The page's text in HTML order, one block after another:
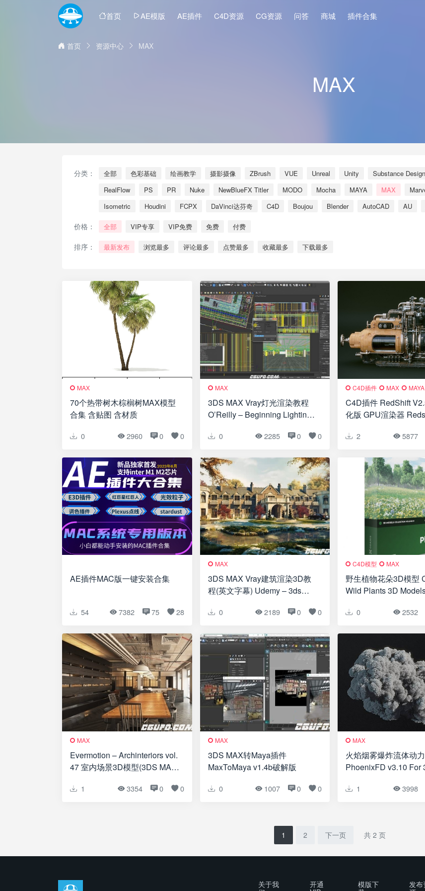
首页 AE模版 AE插件 C4D资源 CG资源 问答 商城 插件合集
首页 资源中心 MAX
MAX
分类： 全部 色彩基础 绘画教学 摄影摄像 ZBrush VUE Unreal Unity Substance
RealFlow
PS PR Nuke NewBlueFX Titler MODO Mocha MAYA MAX
Isometric
Houdini FCPX DaVinci达芬奇 C4D Boujou Blender AutoCAD AU
价格： 全部 VIP专享 VIP免费 免费 付费
排序： 最新发布 浏览最多 评论最多 点赞最多 收藏最多 下载最多
MAX
70个热带树木棕榈树MAX模型
合集 含贴图 含材质
0 2960 0 0
MAX
3DS MAX Vray灯光渲染教程
O’Reilly – Beginning Lighting
and V-Ray
0 2285 0 0
C4D插件 MAX MAYA
C4D插件 RedShift
化版 GPU渲染器
插件版本 V2.5.48 Win
2 5877
AE插件MAC版一键安装合集
54 7382 75 28
MAX
3DS MAX Vray建筑渲染3D教
程(英文字幕) Udemy – 3ds
6 hrs
0 2189 0 0
C4D模型 MAX
野生植物花朵3D模型
Wild Plants 3D
91(C4D/MAX/OBJ/
0 2532
MAX
Evermotion – Archinteriors vol.
47 室内场景3D模型(3DS MAX
1 3354 0 0
MAX
3DS MAX转Maya插件
MaxToMaya v1.4b破解版
0 1007 0 0
MAX
火焰烟雾爆炸流体动
PhoenixFD v3.10 For
1 3998
1 2 下一页 共 2 页
关于我
开通
模版下
发布